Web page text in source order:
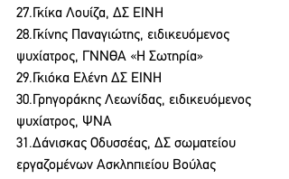
27.Γκίκα Λουίζα, ΔΣ ΕΙΝΗ
28.Γκίνης Παναγιώτης, ειδικευόμενος
ψυχίατρος, ΓΝΝΘΑ «Η Σωτηρία»
29.Γκιόκα Ελένη ΔΣ ΕΙΝΗ
30.Γρηγοράκης Λεωνίδας, ειδικευόμενος
ψυχίατρος, ΨΝΑ
31.Δάνισκας Οδυσσέας, ΔΣ σωματείου
εργαζομένων Ασκληπιείου Βούλας